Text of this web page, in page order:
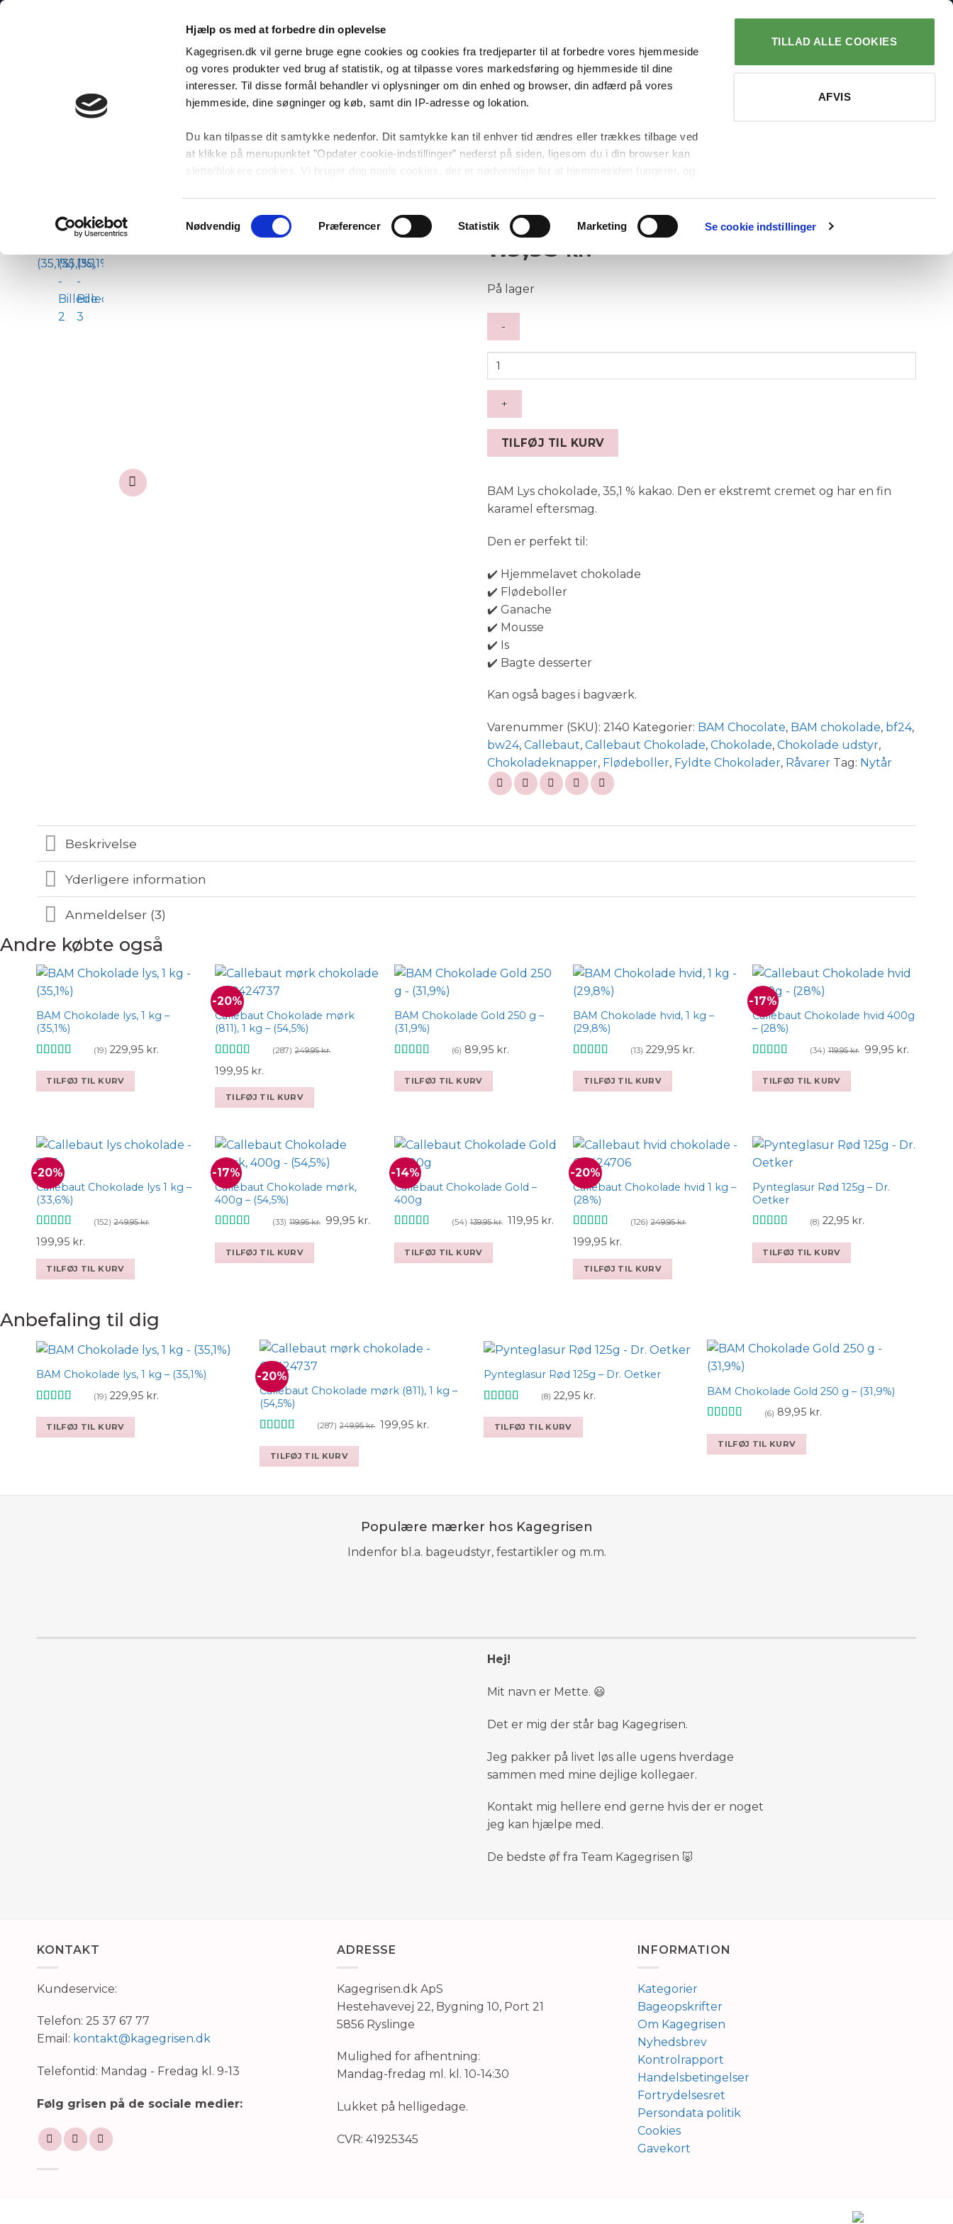
Hjælp os med at forbedre din oplevelse
Kagegrisen.dk vil gerne bruge egne cookies og cookies fra tredjeparter til at forbedre vores hjemmeside
og vores produkter ved brug af statistik, og at tilpasse vores markedsføring og hjemmeside til dine
interesser. Til disse formål behandler vi oplysninger om din enhed og browser, din adfærd på vores
hjemmeside, dine søgninger og køb, samt din IP-adresse og lokation.
Du kan tilpasse dit samtykke nedenfor. Dit samtykke kan til enhver tid ændres eller trækkes tilbage ved
at klikke på menupunktet ”Opdater cookie-indstillinger” nederst på siden, ligesom du i din browser kan
slette/blokere cookies. Vi bruger dog nogle cookies, der er nødvendige for at hjemmesiden fungerer, og
Nødvendig Præferencer Statistik Marketing Se cookie indstillinger
TILLAD ALLE COOKIES
AFVIS
Fortsæt
Søg
efter:
Add to wishlist
Mærker / BAM Chocolate
BAM Chokolade lys, 500 g – (35,1%)
Bedømt
som
4.67
ud af 5
baseret på
kundebedømmelser
(3kundeanmeldelser)
119,95kr.
På lager
BAM
lys,
500
(35,1%)
TILFØJ TIL KURV
BAM Lys chokolade, 35,1 % kakao. Den er ekstremt cremet og har en fin
karamel eftersmag.
Den er perfekt til:
✔️ Hjemmelavet chokolade
✔️ Flødeboller
✔️ Ganache
✔️ Mousse
✔️ Is
✔️ Bagte desserter
Kan også bages i bagværk.
Varenummer (SKU): 2140 Kategorier: BAM Chocolate, BAM chokolade, bf24,
bw24, Callebaut, Callebaut Chokolade, Chokolade, Chokolade udstyr,
Chokoladeknapper, Flødeboller, Fyldte Chokolader, Råvarer Tag: Nytår
Beskrivelse
Yderligere information
Anmeldelser (3)
Andre købte også
Add to wishlist
BAM Chokolade lys, 1 kg –
(35,1%)
4.79ud af 5
(19) 229,95 kr.
TILFØJ TIL KURV
-20%
Add to wishlist
Callebaut Chokolade mørk
(811), 1 kg – (54,5%)
Vurderet
4.93ud af 5
(287) 249,95kr.
Den
oprindelige
pris
249,95 kr..
199,95 kr.
aktuelle
pris
TILFØJ TIL KURV
Add to wishlist
BAM Chokolade Gold 250 g –
(31,9%)
4.83ud af 5
(6) 89,95 kr.
TILFØJ TIL KURV
Add to wishlist
BAM Chokolade hvid, 1 kg –
(29,8%)
4.85ud af 5
(13) 229,95 kr.
TILFØJ TIL KURV
-17%
Add to wishlist
Callebaut Chokolade hvid 400g
– (28%)
4.91ud af 5
(34) 119,95kr.
Den
99,95 kr.
TILFØJ TIL KURV
-20%
Add to wishlist
Callebaut Chokolade lys 1 kg –
(33,6%)
Vurderet
4.91ud af 5
(152) 249,95kr.
Den
oprindelige
pris
199,95 kr.Den
aktuelle
pris
TILFØJ TIL KURV
-17%
Add to wishlist
Callebaut Chokolade mørk,
400g – (54,5%)
4.94ud af 5
(33) 119,95kr.
Den
99,95 kr.
TILFØJ TIL KURV
-14%
Add to wishlist
Callebaut Chokolade Gold –
400g
4.87ud af 5
(54) 139,95kr. Den
119,95 kr. Den
119,95 kr..
TILFØJ TIL KURV
-20%
Add to wishlist
Callebaut Chokolade hvid 1 kg –
(28%)
Vurderet
4.93ud af 5
(126) 249,95kr.
Den
oprindelige
pris
199,95 kr.
aktuelle
pris
TILFØJ TIL KURV
Add to wishlist
Pynteglasur Rød 125g – Dr.
Oetker
4.5ud af 5
(8) 22,95 kr.
TILFØJ TIL KURV
Anbefaling til dig
BAM Chokolade lys, 1 kg – (35,1%)
4.79ud af 5
(19) 229,95 kr.
TILFØJ TIL KURV
-20%
Add to wishlist
Callebaut Chokolade mørk (811), 1 kg –
(54,5%)
4.93ud af 5
(287) 249,95kr. Den
199,95 kr.
TILFØJ TIL KURV
Pynteglasur Rød 125g – Dr. Oetker
4.5ud af 5
(8) 22,95 kr.
TILFØJ TIL KURV
Add to wishlist
BAM Chokolade Gold 250 g – (31,9%)
4.83ud af 5
(6) 89,95 kr.
TILFØJ TIL KURV
Populære mærker hos Kagegrisen
Indenfor bl.a. bageudstyr, festartikler og m.m.
Hej!
Mit navn er Mette. 😃
Det er mig der står bag Kagegrisen.
Jeg pakker på livet løs alle ugens hverdage
sammen med mine dejlige kollegaer.
Kontakt mig hellere end gerne hvis der er noget
jeg kan hjælpe med.
De bedste øf fra Team Kagegrisen 🐷
KONTAKT
Kundeservice:
Telefon: 25 37 67 77
Email: kontakt@kagegrisen.dk
Telefontid: Mandag - Fredag kl. 9-13
Følg grisen på de sociale medier:
ADRESSE
Kagegrisen.dk ApS
Hestehavevej 22, Bygning 10, Port 21
5856 Ryslinge
Mulighed for afhentning:
Mandag-fredag ml. kl. 10-14:30
Lukket på helligedage.
CVR: 41925345
INFORMATION
Kategorier
Bageopskrifter
Om Kagegrisen
Nyhedsbrev
Kontrolrapport
Handelsbetingelser
Fortrydelsesret
Persondata politik
Cookies
Gavekort